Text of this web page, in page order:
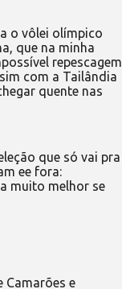
o vôlei olímpico
que na minha
repescagem
com a Tailândia
quente nas
que só vai pra
ee fora:
muito melhor se
e